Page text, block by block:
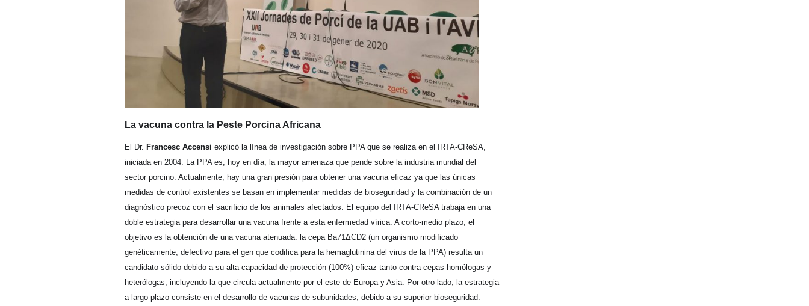
La vacuna contra la Peste Porcina Africana
El Dr. Francesc Accensi explicó la línea de investigación sobre PPA que se realiza en el IRTA-CReSA,
iniciada en 2004. La PPA es, hoy en día, la mayor amenaza que pende sobre la industria mundial del
sector porcino. Actualmente, hay una gran presión para obtener una vacuna eficaz ya que las únicas
medidas de control existentes se basan en implementar medidas de bioseguridad y la combinación de un
diagnóstico precoz con el sacrificio de los animales afectados. El equipo del IRTA-CReSA trabaja en una
doble estrategia para desarrollar una vacuna frente a esta enfermedad vírica. A corto-medio plazo, el
objetivo es la obtención de una vacuna atenuada: la cepa Ba71ΔCD2 (un organismo modificado
genéticamente, defectivo para el gen que codifica para la hemaglutinina del virus de la PPA) resulta un
candidato sólido debido a su alta capacidad de protección (100%) eficaz tanto contra cepas homólogas y
heterólogas, incluyendo la que circula actualmente por el este de Europa y Asia. Por otro lado, la estrategia
a largo plazo consiste en el desarrollo de vacunas de subunidades, debido a su superior bioseguridad.